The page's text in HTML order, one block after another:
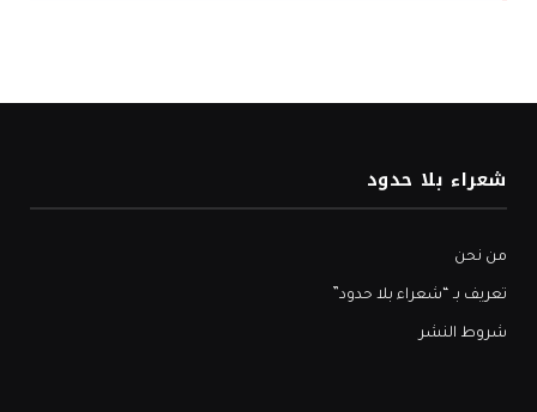
شعراء بلا حدود
من نحن
تعريف بـ “شعراء بلا حدود”
شروط النشر